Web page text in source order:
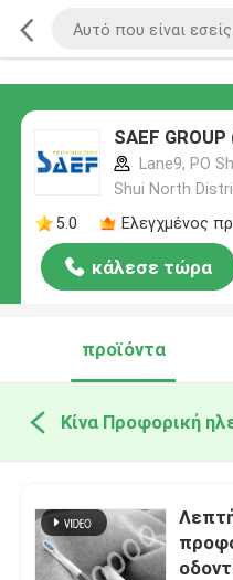
SAEF
Lane9, PO
Shui North
5.0
Ελεγχμένος
κάλεσε τώρα
προϊόντα